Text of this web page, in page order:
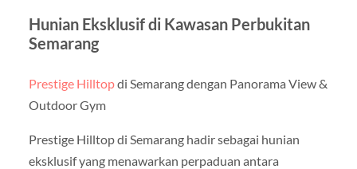
Hunian Eksklusif di Kawasan Perbukitan
Semarang
Prestige Hilltopdi Semarang dengan Panorama View &
Outdoor Gym
Prestige Hilltop di Semarang hadir sebagai hunian
eksklusif yang menawarkan perpaduan antara